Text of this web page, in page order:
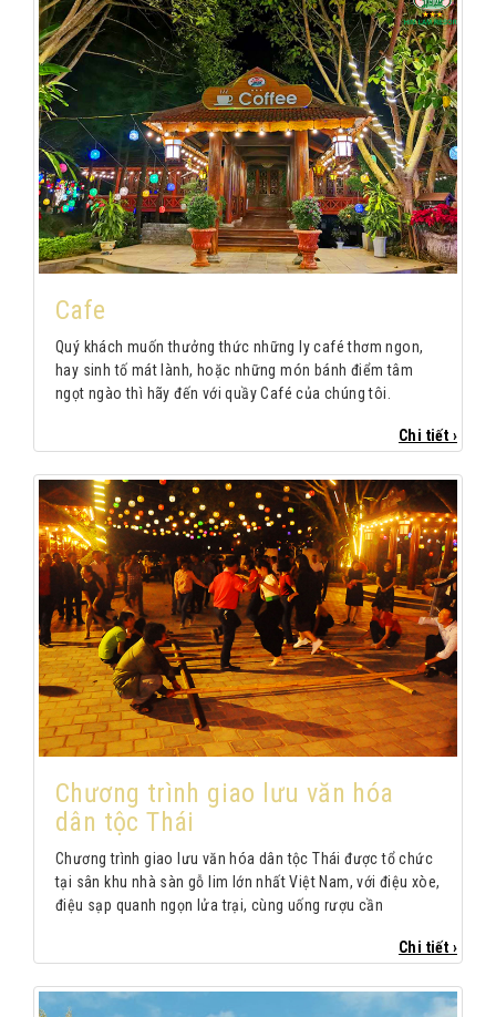
Cafe
Quý khách muốn thưởng thức những ly café thơm ngon,
hay sinh tố mát lành, hoặc những món bánh điểm tâm
ngọt ngào thì hãy đến với quầy Café của chúng tôi.
Chi tiết ›
Chương trình giao lưu văn hóa
dân tộc Thái
Chương trình giao lưu văn hóa dân tộc Thái được tổ chức
tại sân khu nhà sàn gỗ lim lớn nhất Việt Nam, với điệu xòe,
điệu sạp quanh ngọn lửa trại, cùng uống rượu cần
Chi tiết ›